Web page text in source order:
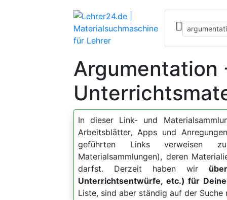
Argumentation
In dieser Link- und
Arbeitsblätter, Apps und
geführten Links verweisen
Materialsammlungen), deren
darfst. Derzeit haben wir
Unterrichtsentwürfe, etc.) für
Liste, sind aber ständig auf der Suche